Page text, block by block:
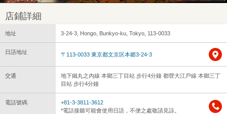
店鋪詳細
地址 3-24-3, Hongo, Bunkyo-ku, Tokyo, 113-0033
日語地址 〒113-0033 東京都文京区本郷3-24-3
交通
地下鐵丸之內線 本鄉三丁目站 步行4分鐘 都營大江戶線 本鄉三丁
目站 步行4分鐘
電話號碼
+81-3-3811-3612
*電話接聽可能會使用日語，不便之處敬請見諒。